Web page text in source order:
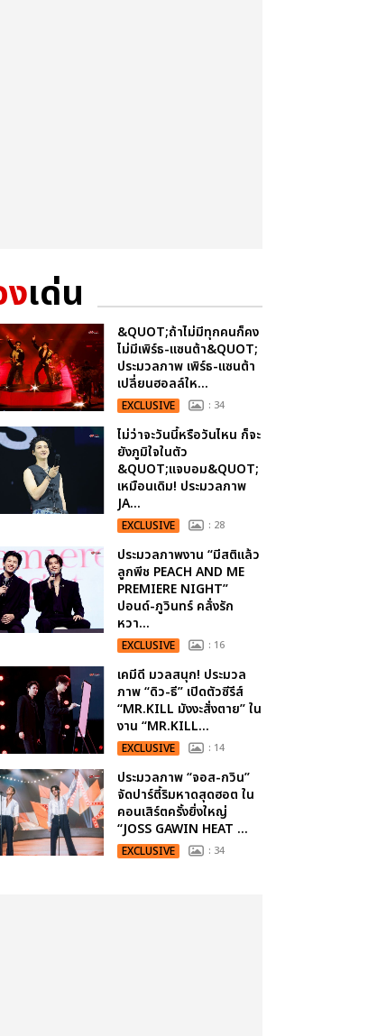
งเด่น
&QUOT;ถ้าไม่มีทุกคนก็คง
ไม่มีเพิร์ธ-แซนต้า&QUOT;
ประมวลภาพ เพิร์ธ-แซนต้า
เปลี่ยนฮอลล์ให...
EXCLUSIVE : 34
ไม่ว่าจะวันนี้หรือวันไหน ก็จะ
ยังภูมิใจในตัว
&QUOT;แจบอม&QUOT;
เหมือนเดิม! ประมวลภาพ
JA...
EXCLUSIVE : 28
ประมวลภาพงาน “มีสติแล้ว
ลูกพีช PEACH AND ME
PREMIERE NIGHT”
ปอนด์-ภูวินทร์ คลั่งรัก
หวา...
EXCLUSIVE : 16
เคมีดี มวลสนุก! ประมวล
ภาพ “ดิว-ธี” เปิดตัวซีรีส์
“MR.KILL มังงะสั่งตาย” ใน
งาน “MR.KILL...
EXCLUSIVE : 14
ประมวลภาพ “จอส-กวิน”
จัดปาร์ตี้ริมหาดสุดฮอต ใน
คอนเสิร์ตครั้งยิ่งใหญ่
“JOSS GAWIN HEAT ...
EXCLUSIVE : 34